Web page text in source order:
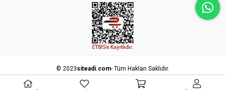
© 2023siteadi.com- Tüm Hakları Saklıdır.